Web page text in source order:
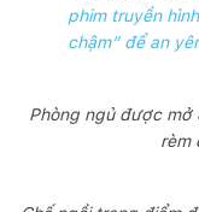
phim truyền
chậm” để an
Phòng ngủ được
rèm